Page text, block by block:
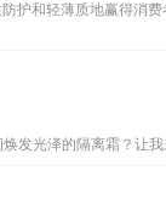
护和轻薄质地赢得消
发光泽的隔离霜？让